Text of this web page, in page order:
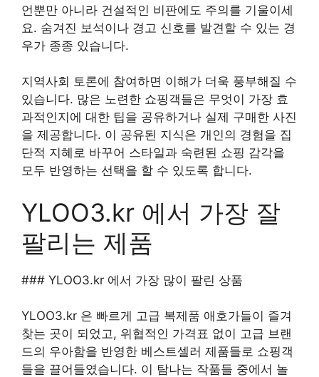
언뿐만 아니라 건설적인 비판에도 주의를 기울이세
요. 숨겨진 보석이나 경고 신호를 발견할 수 있는 경
우가 종종 있습니다.
지역사회 토론에 참여하면 이해가 더욱 풍부해질 수
있습니다. 많은 노련한 쇼핑객들은 무엇이 가장 효
과적인지에 대한 팁을 공유하거나 실제 구매한 사진
을 제공합니다. 이 공유된 지식은 개인의 경험을 집
단적 지혜로 바꾸어 스타일과 숙련된 쇼핑 감각을
모두 반영하는 선택을 할 수 있도록 합니다.
YLOO3.kr 에서 가장 잘
팔리는 제품
### YLOO3.kr 에서 가장 많이 팔린 상품
YLOO3.kr 은 빠르게 고급 복제품 애호가들이 즐겨
찾는 곳이 되었고, 위협적인 가격표 없이 고급 브랜
드의 우아함을 반영한 베스트셀러 제품들로 쇼핑객
들을 끌어들였습니다. 이 탐나는 작품들 중에서 놀